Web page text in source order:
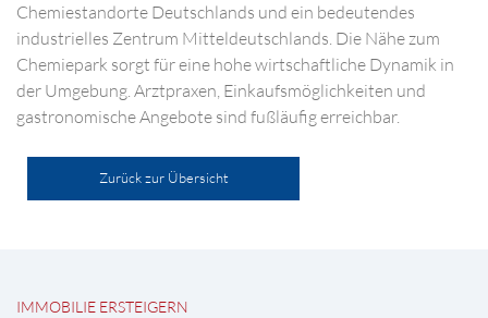
Chemiestandorte Deutschlands und ein bedeutendes
industrielles Zentrum Mitteldeutschlands. Die Nähe zum
Chemiepark sorgt für eine hohe wirtschaftliche Dynamik in
der Umgebung. Arztpraxen, Einkaufsmöglichkeiten und
gastronomische Angebote sind fußläufig erreichbar.
Zurück zur Übersicht
IMMOBILIE ERSTEIGERN